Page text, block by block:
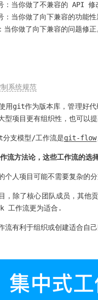
：当你做了不兼容的 API 修
：当你做了向下兼容的功能性
当你做了向下兼容的问题修正
系统规范
用git作为版本库，管理好代
型项目更有组织性，也可以
支模型/工作流是git-flow
流方法论，这些工作流的选
个人项目可能不需要复杂
，除了核心团队成员，其他
工作流更为适合.
流有利于组织或创建适合自